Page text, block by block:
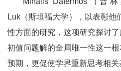
Luk（斯坦福大学），以表彰他
性方面的研究，这项研究探讨
初值问题解的全局唯一性这一
预期，更促使学界重新思考相关